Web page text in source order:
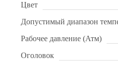
Цвет
Допустимый диапазон
Рабочее давление (Атм)
Оголовок